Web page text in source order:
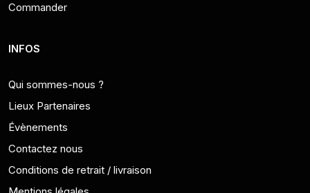
Commander
INFOS
Qui sommes-nous ?
Lieux Partenaires
Évènements
Contactez nous
Conditions de retrait / livraison